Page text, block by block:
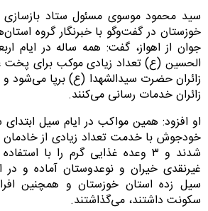
سید محمود موسوی مسئول ستاد بازسازی
خوزستان در گفت‌وگو با خبرنگار گروه
جوان از اهواز، گفت: همه ساله در ایام
الحسین (ع) تعداد زیادی موکب برای پخت
زائران حضرت سیدالشهدا (ع) برپا می‌شود و
زائران خدمات رسانی می‌کنند.
خودجوش با خدمت تعداد زیادی از
شدند و ۳ وعده غذایی گرم را با
غیرنقدی خیران و نوعدوستان آماده و در
سیل زده استان خوزستان و همچنین
سکونت داشتند، می‌گذاشتند.